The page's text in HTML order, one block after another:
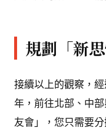
規劃「新
接續以上的觀察，
年，前往北部、中
友會」，您只需要